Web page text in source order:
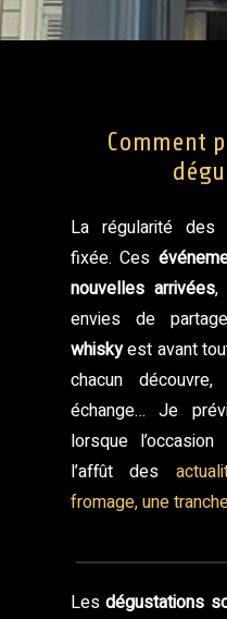
Comment
La régularité des
fixée. Ces
nouvelles arrivées,
envies de
whiskyest avant
chacun
échange… Je
lorsque
l’affût des
fromage, une
Lesdégustations